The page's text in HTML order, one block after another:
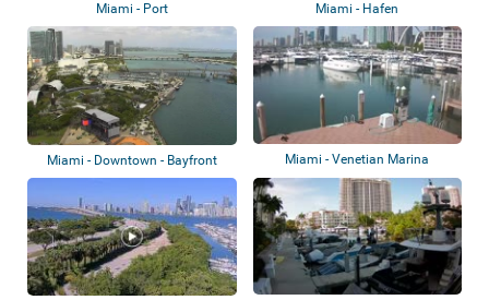
Miami - Port Miami - Hafen
Miami - Downtown - Bayfront
Park
Miami - Venetian Marina